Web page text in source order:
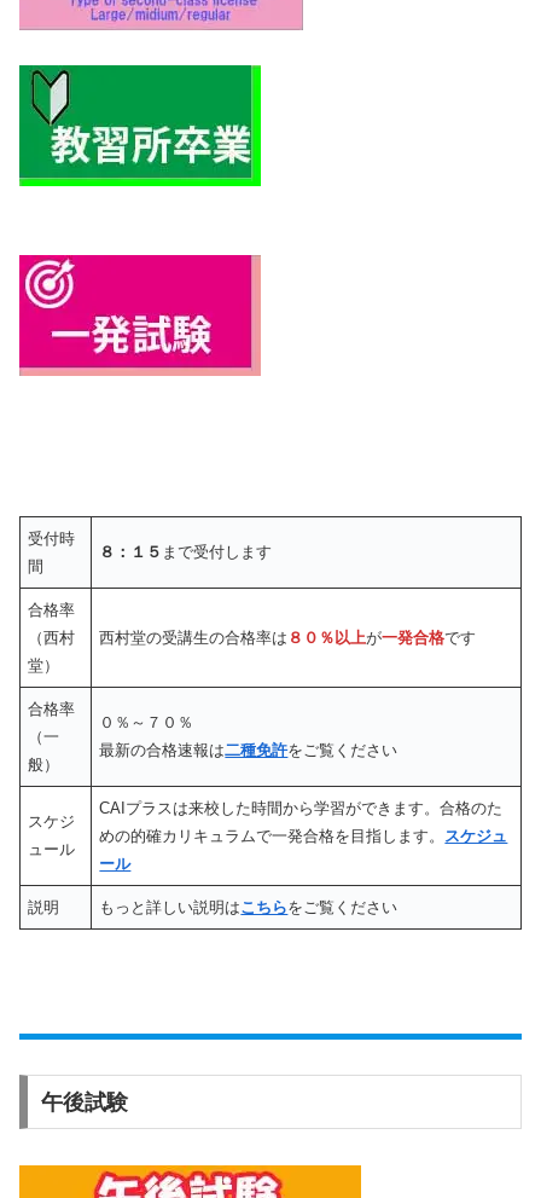
受付時
間
８：１５ まで受付します
合格率
（西村
堂）
西村堂の受講生の合格率は ８０％以上が一発合格です
合格率
（一
般）
０％～７０％
最新の合格速報は二種免許をご覧ください
スケジ
ュール
CAIプラスは来校した時間から学習ができます。合格のた
めの的確カリキュラムで一発合格を目指します。
スケジュ
ール
説明 もっと詳しい説明はこちらをご覧ください
午後試験